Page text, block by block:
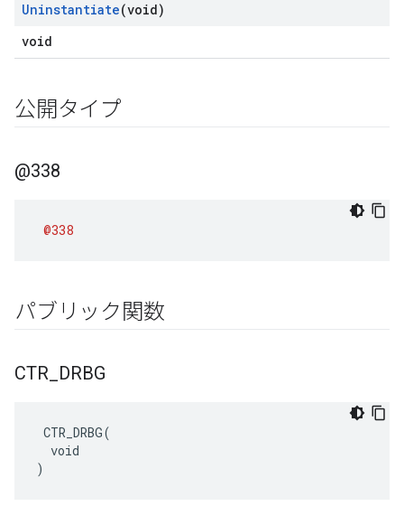
Uninstantiate(void)
void
公開タイプ
@338
@338
パブリック関数
CTR DRBG
CTR_DRBG(
  void
)